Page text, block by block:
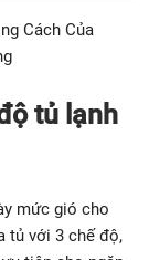
Cách Của
tủ lạnh
mức gió cho
tủ với 3 chế độ,